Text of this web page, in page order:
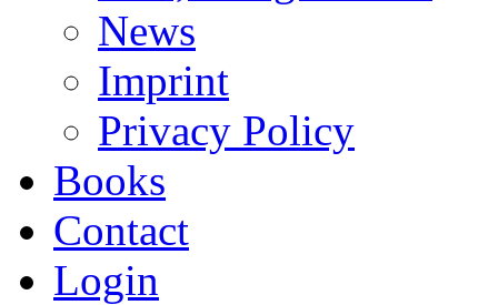
News
Imprint
Privacy Policy
Books
Contact
Login